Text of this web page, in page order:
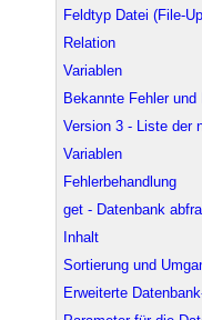
Feldtyp Datei (File-
Relation
Variablen
Bekannte Fehler
Version 3 - Liste der
Variablen
Fehlerbehandlung
get - Datenbank
Inhalt
Sortierung und
Erweiterte